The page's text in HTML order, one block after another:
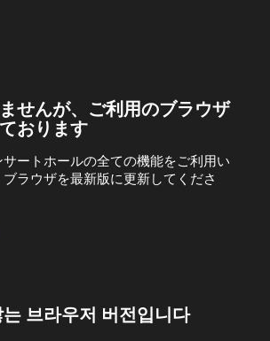
せんが、ご利用のブラウザ
おります
ートホールの全ての機能をご利用い
ラウザを最新版に更新してくださ
브라우저 버전입니다